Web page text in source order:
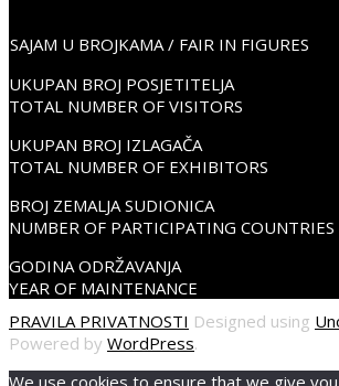
SAJAM U BROJKAMA / FAIR IN FIGURES
UKUPAN BROJ POSJETITELJA
TOTAL NUMBER OF VISITORS
UKUPAN BROJ IZLAGAČA
TOTAL NUMBER OF EXHIBITORS
BROJ ZEMALJA SUDIONICA
NUMBER OF PARTICIPATING COUNTRIES
GODINA ODRŽAVANJA
YEAR OF MAINTENANCE
PRAVILA PRIVATNOSTI Designed using
Powered by WordPress.
We use cookies to ensure that we give